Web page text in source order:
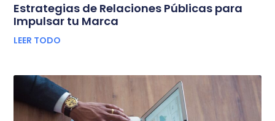
Estrategias de Relaciones Públicas para
Impulsar tu Marca
LEER TODO